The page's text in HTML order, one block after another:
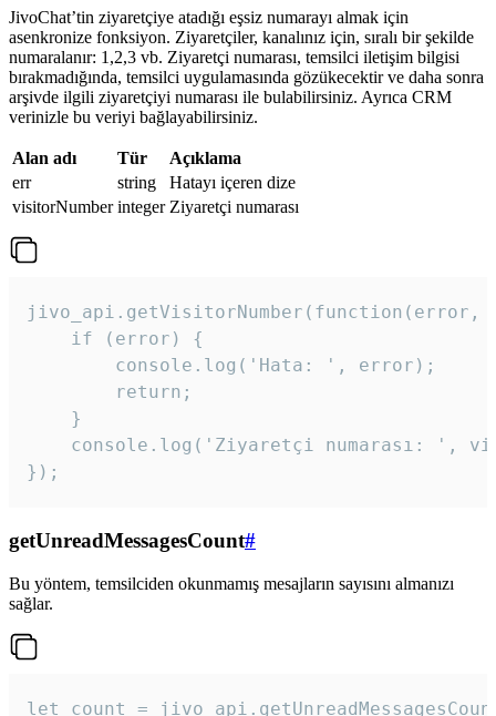
JivoChat’tin ziyaretçiye atadığı eşsiz numarayı almak için
asenkronize fonksiyon. Ziyaretçiler, kanalınız için, sıralı bir şekilde
numaralanır: 1,2,3 vb. Ziyaretçi numarası, temsilci iletişim bilgisi
bırakmadığında, temsilci uygulamasında gözükecektir ve daha sonra
arşivde ilgili ziyaretçiyi numarası ile bulabilirsiniz. Ayrıca CRM
verinizle bu veriyi bağlayabilirsiniz.
Alan adı Tür
Açıklama
err
string
Hatayı içeren dize
visitorNumber integer Ziyaretçi numarası
jivo_api.getVisitorNumber(function(error,
    if (error) {
        console.log('Hata: ', error);
        return;
    }
console.log('Ziyaretçi numarası: ',
});
getUnreadMessagesCount#
Bu yöntem, temsilciden okunmamış mesajların sayısını almanızı
sağlar.
let count =